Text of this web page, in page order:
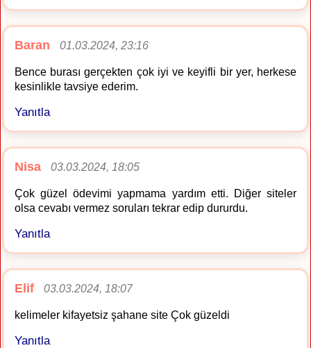
Baran 01.03.2024, 23:16
Bence burası gerçekten çok iyi ve keyifli bir yer, herkese
kesinlikle tavsiye ederim.
Yanıtla
Nisa 03.03.2024, 18:05
Çok güzel ödevimi yapmama yardım etti. Diğer siteler
olsa cevabı vermez soruları tekrar edip dururdu.
Yanıtla
Elif 03.03.2024, 18:07
kelimeler kifayetsiz şahane site Çok güzeldi
Yanıtla